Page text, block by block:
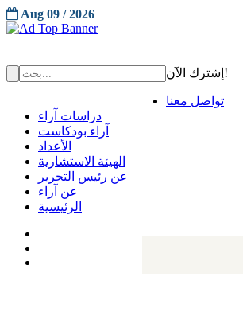
Aug 09 / 2026
إشترك الآن!
تواصل معنا
دراسات آراء
آراء بودكاست
الأعداد
الهيئة الاستشارية
عن رئيس التحرير
عن آراء
الرئيسية